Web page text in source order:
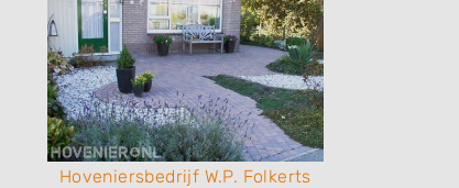
Hoveniersbedrijf W.P. Folkerts